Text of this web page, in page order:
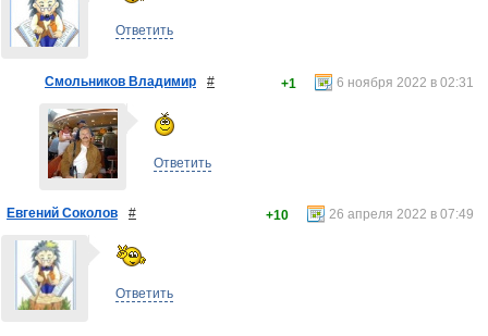
Ответить
Смольников Владимир # 6 ноября 2022 в 02:31
+1
Ответить
Евгений Соколов # 26 апреля 2022 в 07:49
+10
Ответить